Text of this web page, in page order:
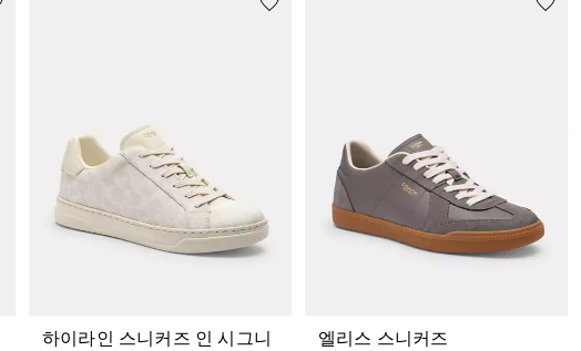
하이라인 스니커즈 인 시그니
엘리스 스니커즈